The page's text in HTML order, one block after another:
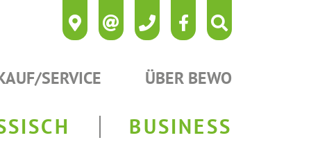
SERVICE ÜBER BEWO
BUSINESS